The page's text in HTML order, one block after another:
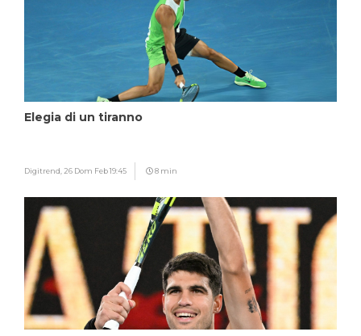
Elegia di un tiranno
Digitrend, 26 Dom Feb 19:45 8 min